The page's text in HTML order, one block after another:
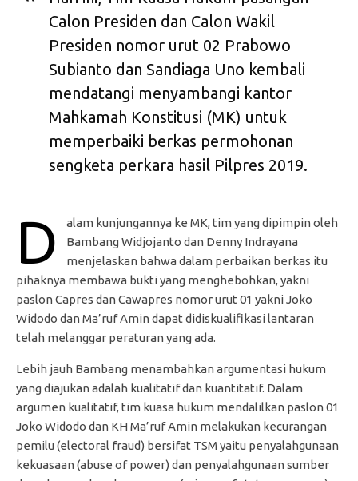
Calon Presiden dan Calon Wakil
Presiden nomor urut 02 Prabowo
Subianto dan Sandiaga Uno kembali
mendatangi menyambangi kantor
Mahkamah Konstitusi (MK) untuk
memperbaiki berkas permohonan
sengketa perkara hasil Pilpres 2019.
D
alam kunjungannya ke MK, tim yang dipimpin oleh
Bambang Widjojanto dan Denny Indrayana
menjelaskan bahwa dalam perbaikan berkas itu
pihaknya membawa bukti yang menghebohkan, yakni
paslon Capres dan Cawapres nomor urut 01 yakni Joko
Widodo dan Ma’ruf Amin dapat didiskualifikasi lantaran
telah melanggar peraturan yang ada.
Lebih jauh Bambang menambahkan argumentasi hukum
yang diajukan adalah kualitatif dan kuantitatif. Dalam
argumen kualitatif, tim kuasa hukum mendalilkan paslon 01
Joko Widodo dan KH Ma’ruf Amin melakukan kecurangan
pemilu (electoral fraud) bersifat TSM yaitu penyalahgunaan
kekuasaan (abuse of power) dan penyalahgunaan sumber